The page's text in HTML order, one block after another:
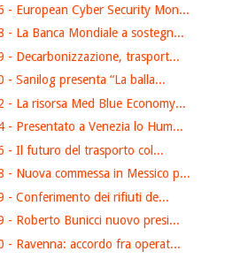
- European Cyber Security Mon...
- La Banca Mondiale a sostegn...
- Decarbonizzazione, trasport...
- Sanilog presenta “La balla...
- La risorsa Med Blue Economy...
- Presentato a Venezia lo Hum...
- Il futuro del trasporto col...
- Nuova commessa in Messico p...
- Conferimento dei rifiuti de...
- Roberto Bunicci nuovo presi...
- Ravenna: accordo fra operat...